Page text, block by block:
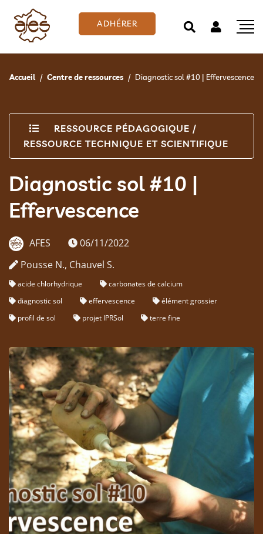
ADHÉRER
Accueil Centre de ressources Diagnostic sol #10 | Effervescence
RESSOURCE PÉDAGOGIQUE /
RESSOURCE TECHNIQUE ET SCIENTIFIQUE
Diagnostic sol #10 |
Effervescence
AFES
06/11/2022
Pousse N., Chauvel S.
acide chlorhydrique
carbonates de calcium
diagnostic sol
effervescence
élément grossier
profil de sol
projet IPRSol terre fine